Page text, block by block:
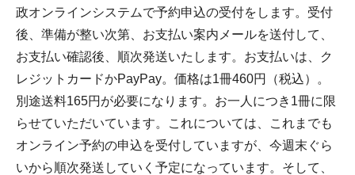
政オンラインシステムで予約申込の受付をします。受付
後、準備が整い次第、お支払い案内メールを送付して、
お支払い確認後、順次発送いたします。お支払いは、ク
レジットカードかPayPay。価格は1冊460円（税込）。
別途送料165円が必要になります。お一人につき1冊に限
らせていただいています。これについては、これまでも
オンライン予約の申込を受付していますが、今週末ぐら
いから順次発送していく予定になっています。そして、